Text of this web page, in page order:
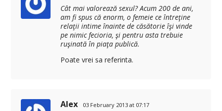
Cât mai valorează sexul? Acum 200 de ani,
am fi spus că enorm, o femeie ce întreţine
relaţii intime înainte de căsătorie îşi vinde
pe nimic fecioria, şi pentru asta trebuie
ruşinată în piaţa publică.
Poate vrei sa referinta.
Alex 03 February 2013 at 07:17